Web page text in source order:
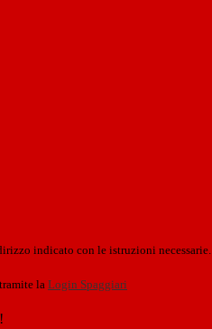
indicato con le istruzioni necessarie.
la Login Spaggiari